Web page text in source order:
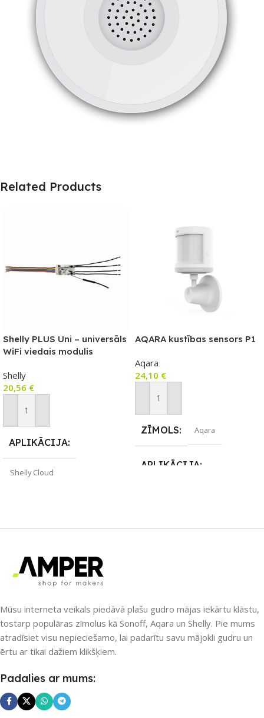
Related Products
Shelly PLUS Uni – universāls
WiFi viedais modulis
Shelly
20,56 €
Pievienot Grozam
APLIKĀCIJA
Shelly Cloud
PIEEJAMS UZREIZ
Nē
UZREIZ PIEEJAMAIS
SKAITS
AQARA kustības sensors P1
Aqara
24,10 €
Pievienot Grozam
ZĪMOLS Aqara
APLIKĀCIJA
SAVIENOJUMS ZigBee
UZREIZ PIEEJAMAIS
SKAITS
Mūsu interneta veikals piedāvā plašu gudro mājas iekārtu klāstu,
tostarp populāras zīmolus kā Sonoff, Aqara un Shelly. Pie mums
atradīsiet visu nepieciešamo, lai padarītu savu mājokli gudru un
ērtu ar tikai dažiem klikšķiem.
Padalies ar mums: